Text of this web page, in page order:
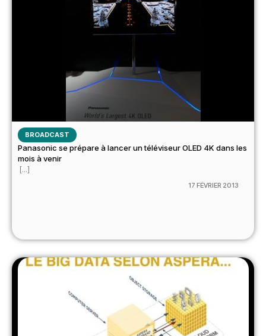
BROADCAST
Panasonic se prépare à lancer un téléviseur OLED 4K dans les
mois à venir
[...]
17 FÉVRIER 2013